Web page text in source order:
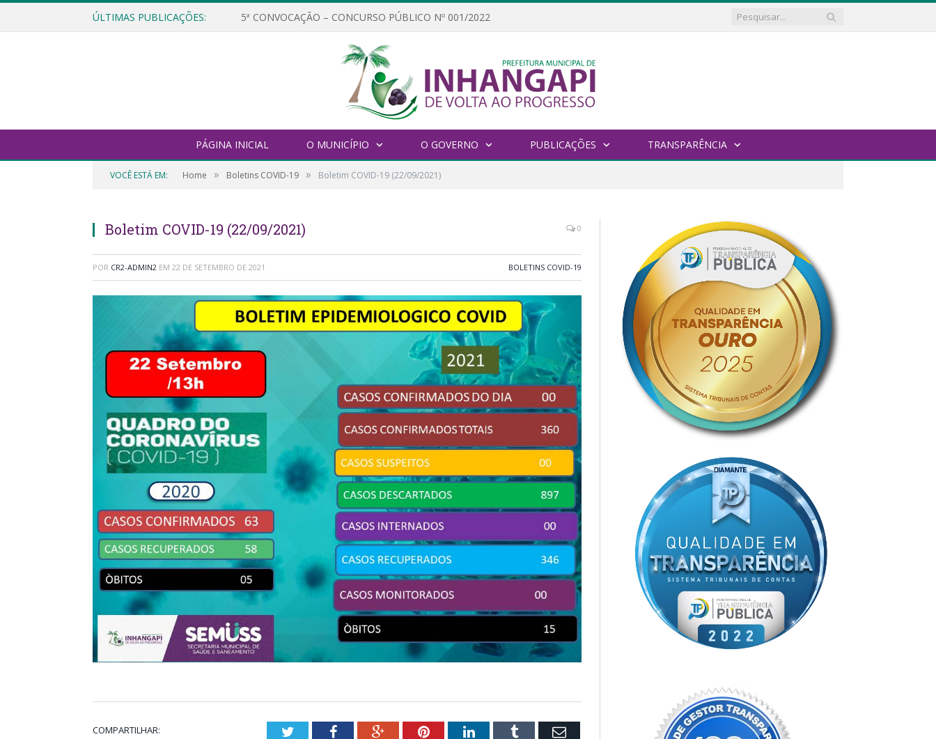
ÚLTIMAS PUBLICAÇÕES: 5ª CONVOCAÇÃO – CONCURSO PÚBLICO Nº 001/2022
PÁGINA INICIAL O MUNICÍPIO O GOVERNO PUBLICAÇÕES TRANSPARÊNCIA
VOCÊ ESTÁ EM: Home » Boletins COVID-19 » Boletim COVID-19 (22/09/2021)
Boletim COVID-19 (22/09/2021) 0
POR CR2-ADMIN2 EM 22 DE SETEMBRO DE 2021 BOLETINS COVID-19
COMPARTILHAR: TwitterFacebookGoogle+PinterestLinkedInTumblr Email